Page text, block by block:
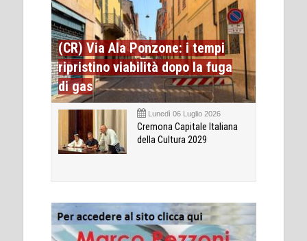
(CR) Via Ala Ponzone: i tempi
ripristino viabilità dopo la fuga
di gas
Lunedì 06 Luglio 2026
Cremona Capitale Italiana
della Cultura 2029